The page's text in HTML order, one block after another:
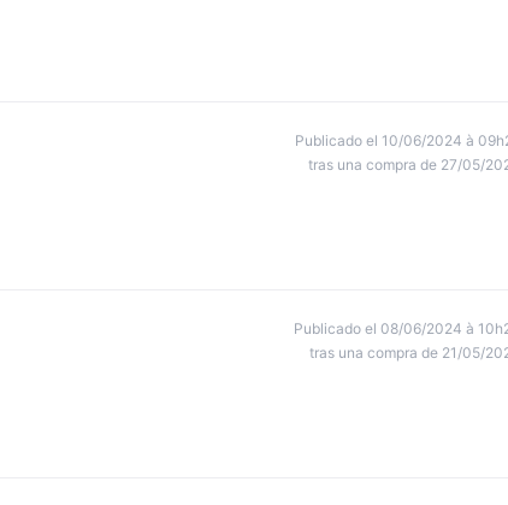
Publicado el 10/06/2024 à
tras una compra de 27/05/
Publicado el 08/06/2024 à
tras una compra de 21/05/